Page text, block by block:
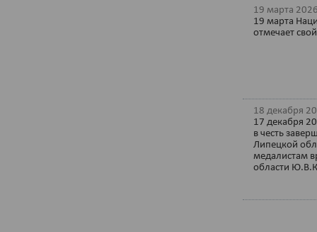
19 марта
19 марта
отмечает
18 декабря
17 декабря
в честь
Липецкой
медалистам
области